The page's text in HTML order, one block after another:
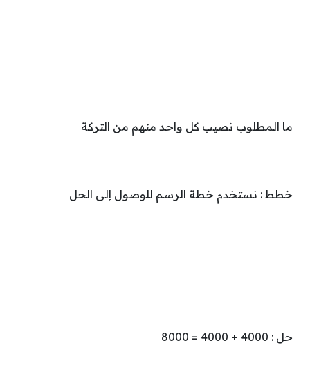
ما المطلوب نصيب كل واحد منهم من التركة
خطط : نستخدم خطة الرسم للوصول إلى الحل
حل : 4000 + 4000 = 8000